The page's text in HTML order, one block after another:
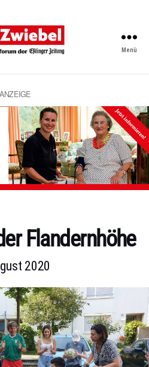
Vereinsforum
Eßlinger
Zeitung
Menü
ANZEIGE
Flandernhöhe
2020